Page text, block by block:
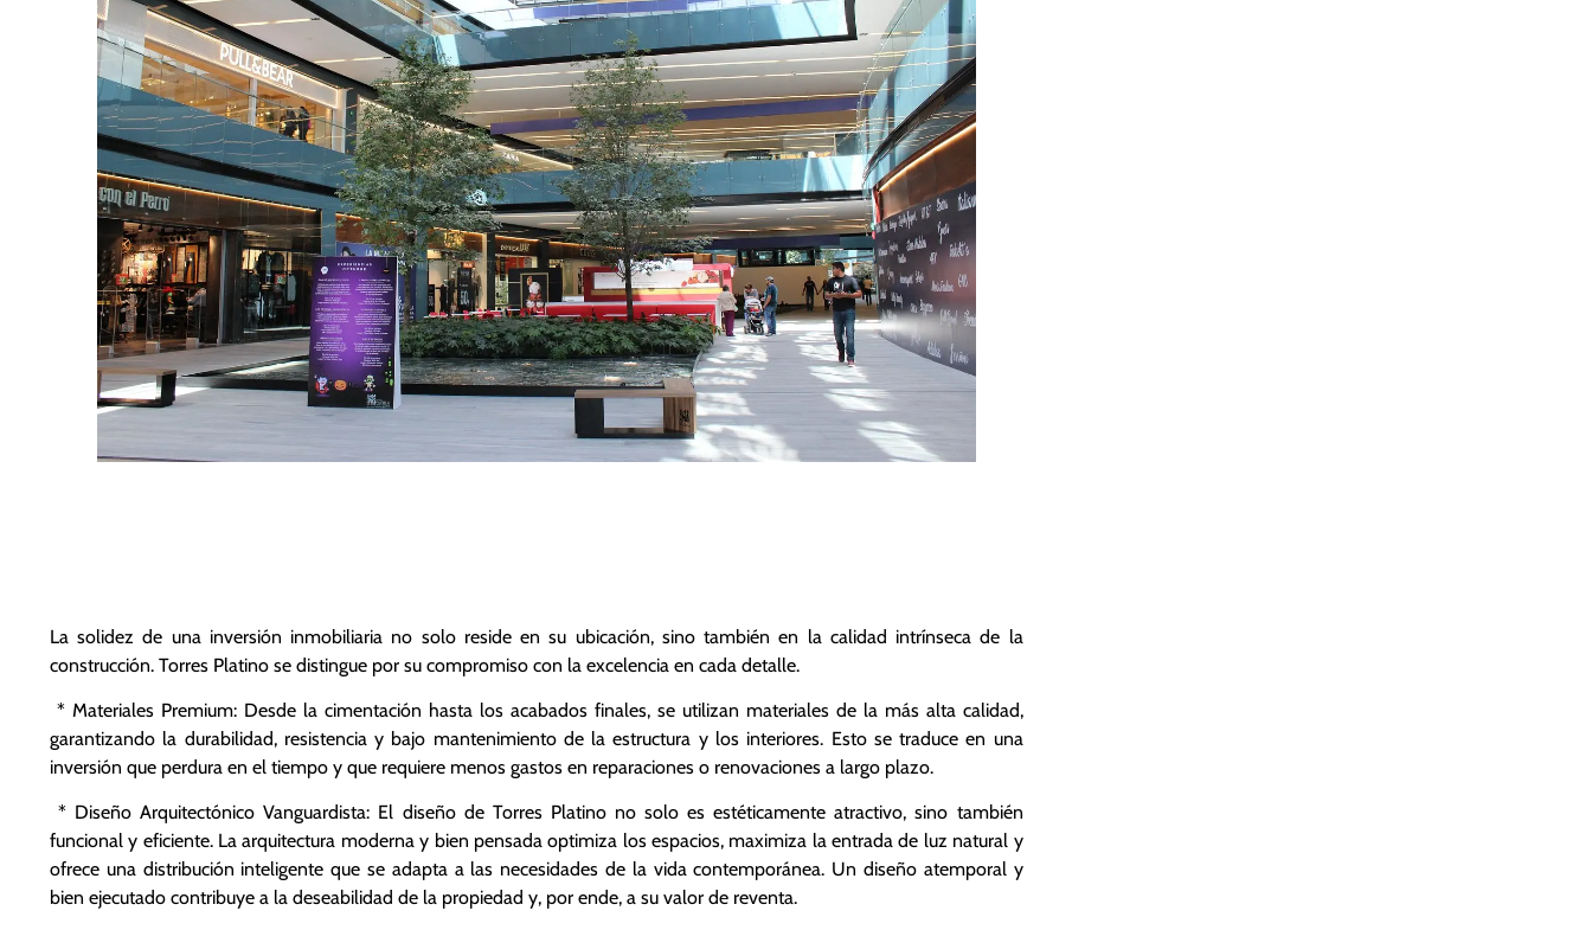
La solidez de una inversión inmobiliaria no solo reside en su ubicación, sino también en la calidad intrínseca de la
construcción. Torres Platino se distingue por su compromiso con la excelencia en cada detalle.
* Materiales Premium: Desde la cimentación hasta los acabados finales, se utilizan materiales de la más alta calidad,
garantizando la durabilidad, resistencia y bajo mantenimiento de la estructura y los interiores. Esto se traduce en una
inversión que perdura en el tiempo y que requiere menos gastos en reparaciones o renovaciones a largo plazo.
* Diseño Arquitectónico Vanguardista: El diseño de Torres Platino no solo es estéticamente atractivo, sino también
funcional y eficiente. La arquitectura moderna y bien pensada optimiza los espacios, maximiza la entrada de luz natural y
ofrece una distribución inteligente que se adapta a las necesidades de la vida contemporánea. Un diseño atemporal y
bien ejecutado contribuye a la deseabilidad de la propiedad y, por ende, a su valor de reventa.